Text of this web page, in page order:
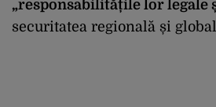
„responsabilitățile lor legale
securitatea regională și